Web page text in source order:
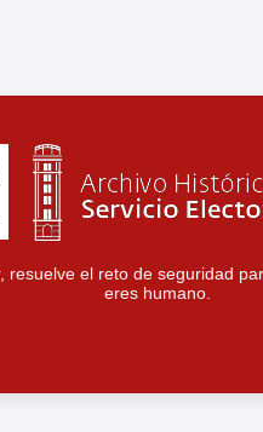
resuelve el reto de seguridad
eres humano.